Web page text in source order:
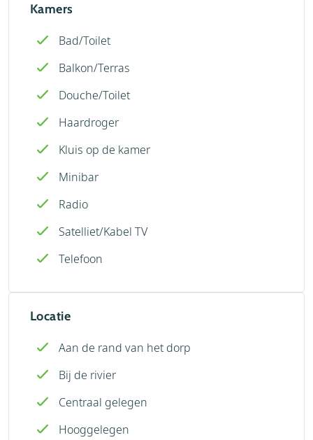
Kamers
Bad/Toilet
Balkon/Terras
Douche/Toilet
Haardroger
Kluis op de kamer
Minibar
Radio
Satelliet/Kabel TV
Telefoon
Locatie
Aan de rand van het dorp
Bij de rivier
Centraal gelegen
Hooggelegen